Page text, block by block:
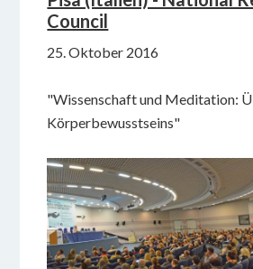
Council
25. Oktober 2016
"Wissenschaft und Meditation:
Körperbewusstseins"